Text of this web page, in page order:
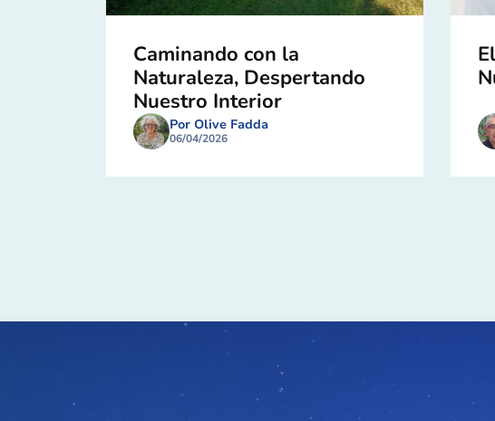
Caminando con la
Naturaleza, Despertando
Nuestro Interior
Por Olive Fadda
06/04/2026